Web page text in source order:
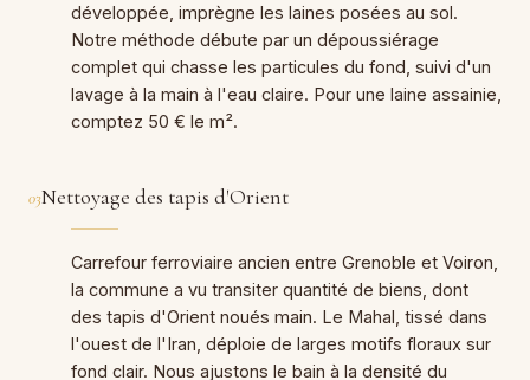
développée, imprègne les laines posées au sol.
Notre méthode débute par un dépoussiérage
complet qui chasse les particules du fond, suivi d'un
lavage à la main à l'eau claire. Pour une laine assainie,
comptez 50 € le m².
03Nettoyage des tapis d'Orient
Carrefour ferroviaire ancien entre Grenoble et Voiron,
la commune a vu transiter quantité de biens, dont
des tapis d'Orient noués main. Le Mahal, tissé dans
l'ouest de l'Iran, déploie de larges motifs floraux sur
fond clair. Nous ajustons le bain à la densité du